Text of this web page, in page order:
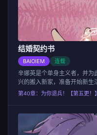
结婚契约书
BAIOIEM 连载
辛娜英是个单身主义者，并为
兴的搬入新家，准备开始新生
个鬼魂...
第40章：为你退兵！【第五更！